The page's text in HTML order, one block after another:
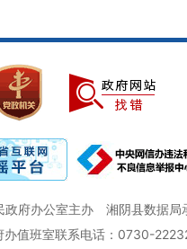
政府办公室主办
湘阴县数据局
办值班室联系电话：0730-